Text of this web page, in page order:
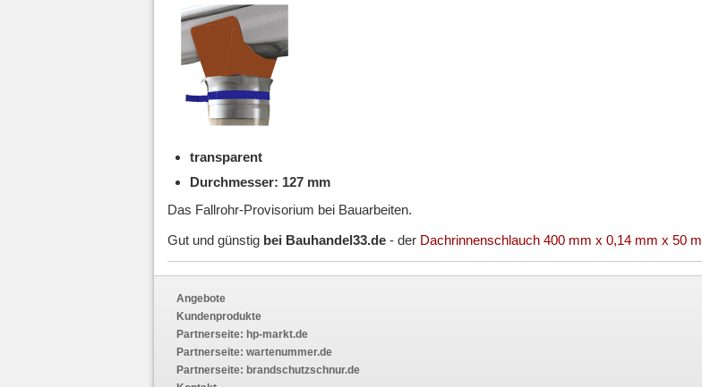
transparent
Durchmesser: 127 mm
Das Fallrohr-Provisorium bei Bauarbeiten.
Gut und günstig bei Bauhandel33.de - der Dachrinnenschlauch 400 mm x 0,14 mm x 50 m
Angebote
Kundenprodukte
Partnerseite: hp-markt.de
Partnerseite: wartenummer.de
Partnerseite: brandschutzschnur.de